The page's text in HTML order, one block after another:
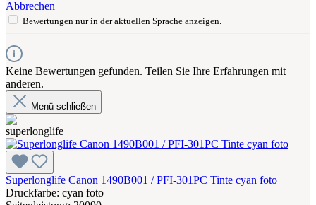
Abbrechen
Bewertungen nur in der aktuellen Sprache anzeigen.
Keine Bewertungen gefunden. Teilen Sie Ihre Erfahrungen mit
anderen.
Menü schließen
Superlonglife Canon 1490B001 / PFI-301PC Tinte cyan foto
Druckfarbe: cyan foto